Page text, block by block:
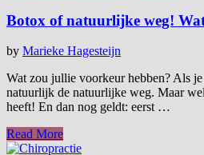
Botox of natuurlijke weg!
by Marieke Hagesteijn
Wat zou jullie voorkeur hebben? Als
natuurlijk de natuurlijke weg. Maar
heeft! En dan nog geldt: eerst …
Read More